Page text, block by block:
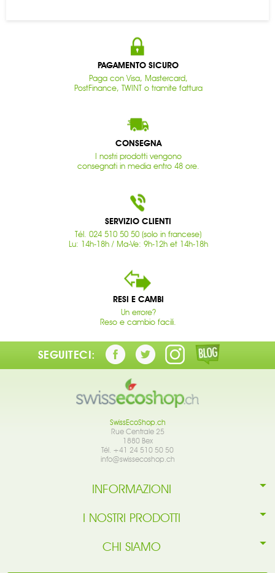
PAGAMENTO SICURO
Paga con Visa, Mastercard,
PostFinance, TWINT o tramite fattura
CONSEGNA
I nostri prodotti vengono
consegnati in media entro 48 ore.
SERVIZIO CLIENTI
Tél. 024 510 50 50 (solo in francese)
Lu: 14h-18h / Ma-Ve: 9h-12h et 14h-18h
RESI E CAMBI
Un errore?
Reso e cambio facili.
SEGUITECI:
SwissEcoShop.ch
Rue Centrale 25
1880 Bex
Tél. +41 24 510 50 50
info@swissecoshop.ch
INFORMAZIONI
I NOSTRI PRODOTTI
CHI SIAMO